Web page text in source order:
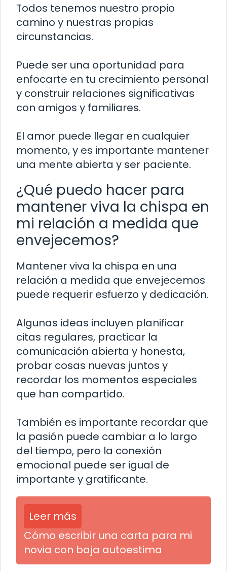
Todos tenemos nuestro propio
camino y nuestras propias
circunstancias.
Puede ser una oportunidad para
enfocarte en tu crecimiento personal
y construir relaciones significativas
con amigos y familiares.
El amor puede llegar en cualquier
momento, y es importante mantener
una mente abierta y ser paciente.
¿Qué puedo hacer para
mantener viva la chispa en
mi relación a medida que
envejecemos?
Mantener viva la chispa en una
relación a medida que envejecemos
puede requerir esfuerzo y dedicación.
Algunas ideas incluyen planificar
citas regulares, practicar la
comunicación abierta y honesta,
probar cosas nuevas juntos y
recordar los momentos especiales
que han compartido.
También es importante recordar que
la pasión puede cambiar a lo largo
del tiempo, pero la conexión
emocional puede ser igual de
importante y gratificante.
Leer más
Cómo escribir una carta para mi
novia con baja autoestima